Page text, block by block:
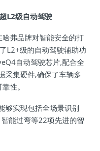
L2级自动驾驶
弗品牌对智能安全的打
L2+级的自动驾驶辅助功
自动驾驶芯片,配合全
采集硬件,确保了车辆多
性。
够实现包括全场景识别
能过弯等22项先进的智